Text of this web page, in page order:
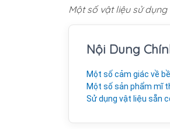
Một số vật liệu sử
Nội Dung
Một số cảm giác về
Một số sản phẩm mĩ
Sử dụng vật liệu sẵn